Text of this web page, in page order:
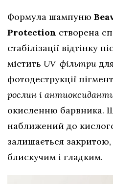
Формула шампуню
Protection створена
стабілізації відтінку
містить UV-фільтри
фотодеструкції
рослин і
окисленню барвника.
наближений до
залишається
блискучим і гладким.